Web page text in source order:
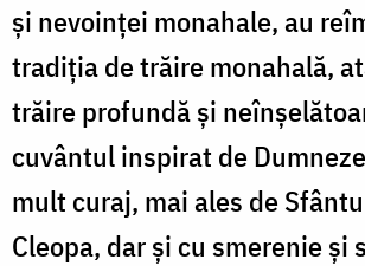
și nevoinței monahale, au
tradiția de trăire monahală,
trăire profundă și
cuvântul inspirat de
mult curaj, mai ales de
Cleopa, dar și cu smerenie și